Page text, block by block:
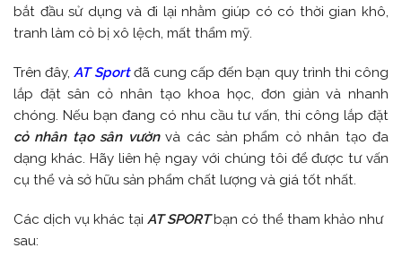
bắt đầu sử dụng và đi lại nhằm giúp có có thời gian khô,
tranh làm cỏ bị xô lệch, mất thẩm mỹ.
Trên đây,AT Sportđã cung cấp đến bạn quy trình thi công
lắp đặt sân cỏ nhân tạo khoa học, đơn giản và nhanh
chóng. Nếu bạn đang có nhu cầu tư vấn, thi công lắp đặt
cỏ nhân tạo sân vườnvà các sản phẩm cỏ nhân tạo đa
dạng khác. Hãy liên hệ ngay với chúng tôi để được tư vấn
cụ thể và sở hữu sản phẩm chất lượng và giá tốt nhất.
Các dịch vụ khác tại AT SPORTbạn có thể tham khảo như
sau: